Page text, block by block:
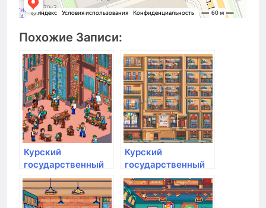
Похожие Записи:
Курский
государственный
аграрный
университет им.
И.И. Иванова
Курский
государственный
аграрный
университет им.
И.И. Иванова